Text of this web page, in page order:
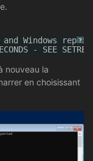
?
and Windows
- SEE
nouveau la
en choisissant